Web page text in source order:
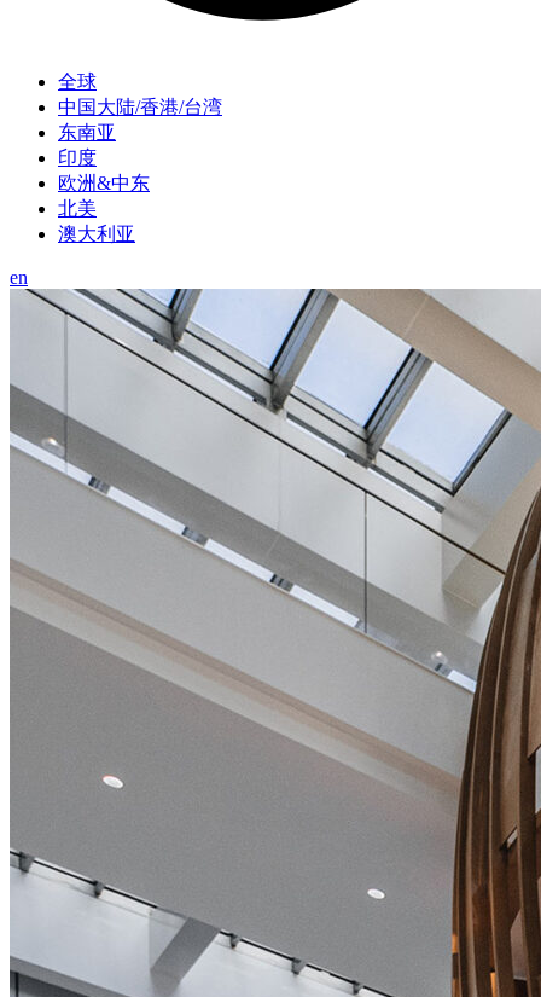
全球
中国大陆/香港/台湾
东南亚
印度
欧洲&中东
北美
澳大利亚
en